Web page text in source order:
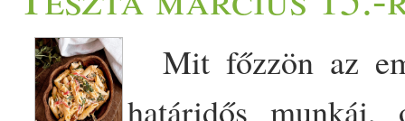
fokhagyma 1 tk.
só – ízlés szerint 1 tk.
növényi tejföl, növényi
Mit főzzön az
határidős munkái,